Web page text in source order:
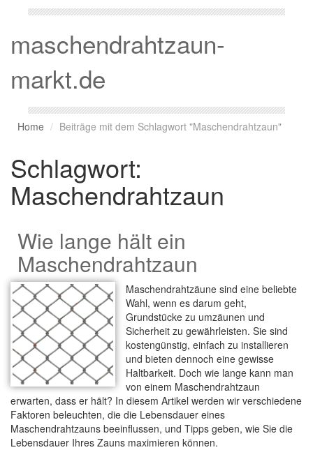
maschendrahtzaun-
markt.de
Home Beiträge mit dem Schlagwort "Maschendrahtzaun"
Schlagwort:
Maschendrahtzaun
Wie lange hält ein
Maschendrahtzaun
Maschendrahtzäune sind eine beliebte
Wahl, wenn es darum geht,
Grundstücke zu umzäunen und
Sicherheit zu gewährleisten. Sie sind
kostengünstig, einfach zu installieren
und bieten dennoch eine gewisse
Haltbarkeit. Doch wie lange kann man
von einem Maschendrahtzaun
erwarten, dass er hält? In diesem Artikel werden wir verschiedene
Faktoren beleuchten, die die Lebensdauer eines
Maschendrahtzauns beeinflussen, und Tipps geben, wie Sie die
Lebensdauer Ihres Zauns maximieren können.